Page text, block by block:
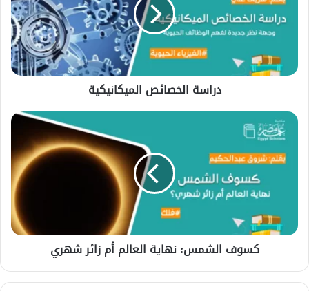
دراسة الخصائص الميكانيكية
كسوف
الشمس:
نهاية
العالم
شهري
كسوف الشمس: نهاية العالم أم زائر شهري